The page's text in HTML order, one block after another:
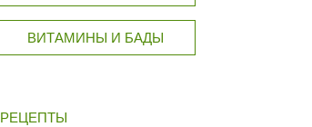
ВИТАМИНЫ И БАДЫ
РЕЦЕПТЫ